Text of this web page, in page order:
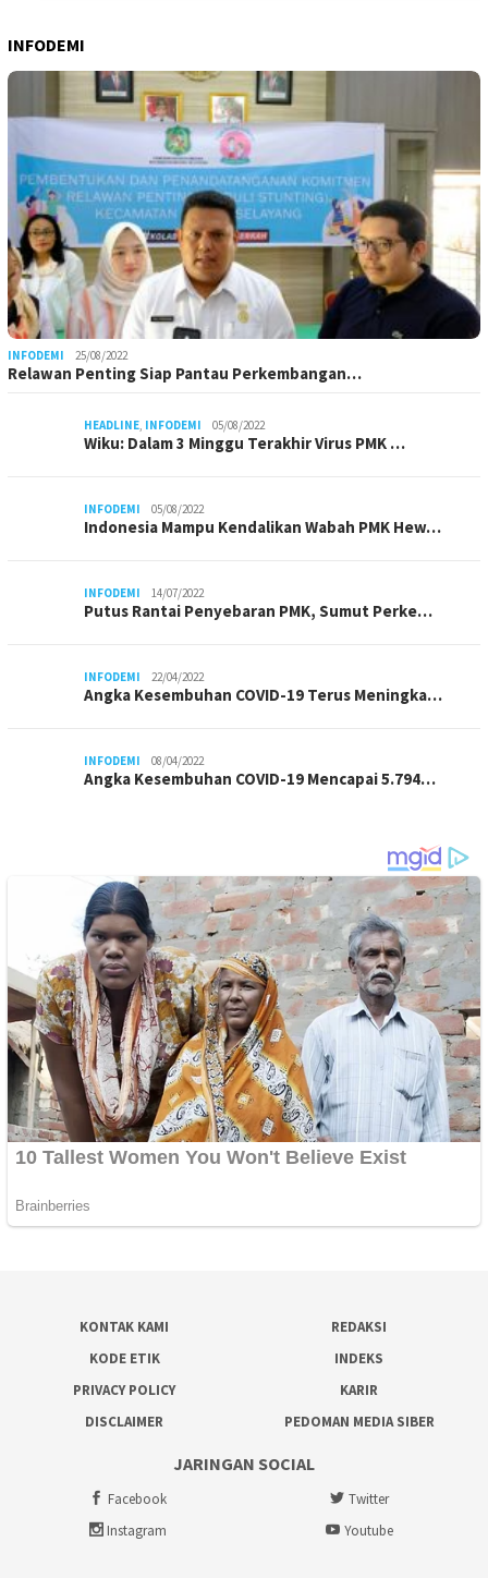
INFODEMI
INFODEMI 25/08/2022
Relawan Penting Siap Pantau Perkembangan…
HEADLINE INFODEMI 05/08/2022
Wiku: Dalam 3 Minggu Terakhir Virus PMK …
INFODEMI 05/08/2022
Indonesia Mampu Kendalikan Wabah PMK Hew…
INFODEMI 14/07/2022
Putus Rantai Penyebaran PMK, Sumut Perke…
INFODEMI 22/04/2022
Angka Kesembuhan COVID-19 Terus Meningka…
INFODEMI 08/04/2022
Angka Kesembuhan COVID-19 Mencapai 5.794…
KONTAK KAMI
REDAKSI
KODE ETIK
INDEKS
PRIVACY POLICY
KARIR
DISCLAIMER
PEDOMAN MEDIA SIBER
JARINGAN SOCIAL
Facebook
Twitter
Instagram
Youtube